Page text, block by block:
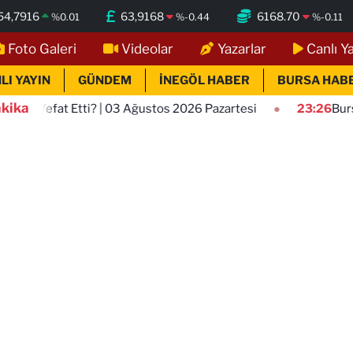
%0.01 63,9168 %-0.44 6168.70 %-0.11
Foto Galeri Videolar Yazarlar Canlı
YAYIN GÜNDEM İNEGÖL HABER BURSA
| 03 Ağustos 2026 Pazartesi 23:26Bursa’da Bugün